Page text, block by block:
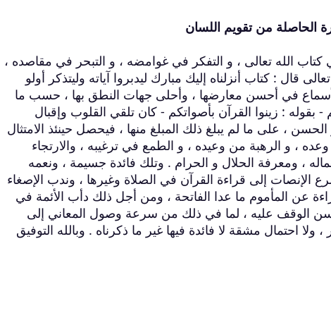
الحاصلة من تقويم اللسان
كتاب الله تعالى ، و التفكر في غوامضه ، و التبحر في مقاصده ،
: كتاب أنزلناه إليك مبارك ليدبروا آياته وليتذكر أولو
في أحسن معارضها ، وأحلى جهات النطق بها ، حسب ما
: زينوا القرآن بأصواتكم - كان تلقي القلوب وإقبال
، على ما لم يبلغ ذلك المبلغ منها ، فيحصل حينئذ الامتثال
وعده ، و الرهبة من وعيده ، و الطمع في ترغيبه ، والارتجاء
، ومعرفة الحلال و الحرام . وتلك فائدة جسيمة ، ونعمه
الإنصات إلى قراءة القرآن في الصلاة وغيرها ، وندب الإصغاء
عن المأموم ما عدا الفاتحة ، ومن أجل ذلك دأب الأئمة في
الوقف عليه ، لما في ذلك من سرعة وصول المعاني إلى
، ولا احتمال مشقة لا فائدة فيها غير ما ذكرناه . وبالله التوفيق